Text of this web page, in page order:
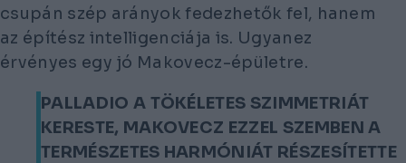
csupán szép arányok fedezhetők fel, hanem
az építész intelligenciája is. Ugyanez
érvényes egy jó Makovecz-épületre.
PALLADIO A TÖKÉLETES SZIMMETRIÁT
KERESTE, MAKOVECZ EZZEL SZEMBEN A
TERMÉSZETES HARMÓNIÁT RÉSZESÍTETTE